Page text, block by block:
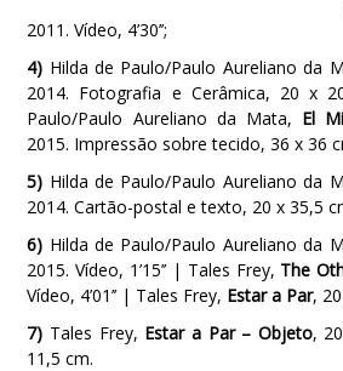
2011. Vídeo, 4’30’’;
4) Hilda de Paulo/Paulo Aureliano da
2014. Fotografia e Cerâmica, 20 x
Paulo/Paulo Aureliano da Mata, El
2015. Impressão sobre tecido, 36 x 36
5) Hilda de Paulo/Paulo Aureliano da
2014. Cartão-postal e texto, 20 x 35,5
6) Hilda de Paulo/Paulo Aureliano da
2015. Vídeo, 1’15’’ | Tales Frey, The
Vídeo, 4’01’’ | Tales Frey, Estar a Par,
7) Tales Frey, Estar a Par – Objeto,
11,5 cm.